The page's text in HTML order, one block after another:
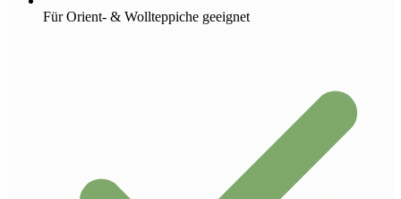
Für Orient- & Wollteppiche geeignet